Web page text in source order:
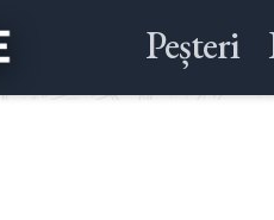
Peșteri